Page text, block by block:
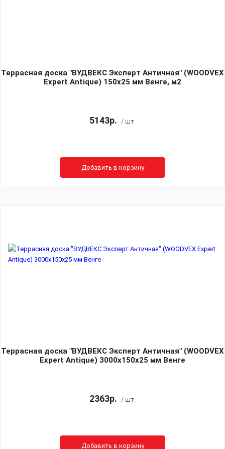
Террасная доска "ВУДВЕКС Эксперт Античная" (WOODVEX
Expert Antique) 150х25 мм Венге, м2
5143р. / шт.
Добавить в корзину
Террасная доска "ВУДВЕКС Эксперт Античная" (WOODVEX
Expert Antique) 3000х150х25 мм Венге
2363р. / шт.
Добавить в корзину